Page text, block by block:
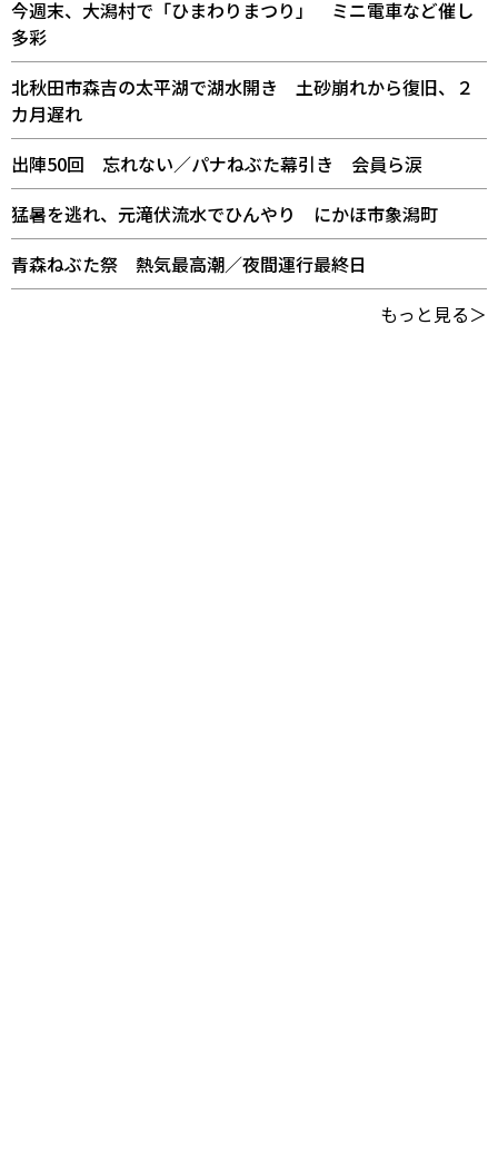
今週末、大潟村で「ひまわりまつり」 ミニ電車など催し
多彩
北秋田市森吉の太平湖で湖水開き 土砂崩れから復旧、２
カ月遅れ
出陣50回 忘れない／パナねぶた幕引き 会員ら涙
猛暑を逃れ、元滝伏流水でひんやり にかほ市象潟町
青森ねぶた祭 熱気最高潮／夜間運行最終日
もっと見る＞